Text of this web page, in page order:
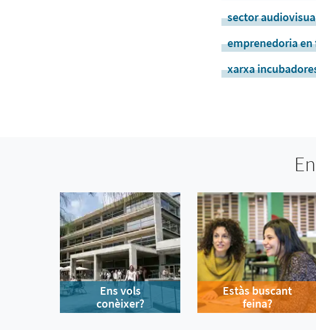
sector
emprenedoria en
xarxa
Ens vols
conèixer?
Estàs buscant
feina?